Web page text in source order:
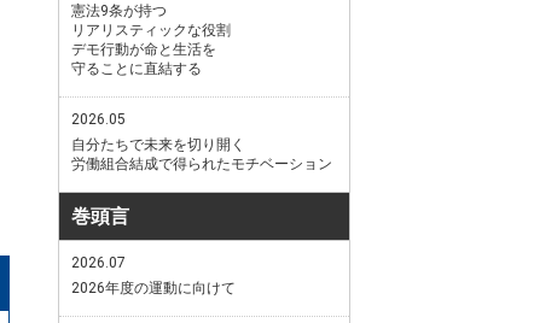
憲法9条が持つ
リアリスティックな役割
デモ行動が命と生活を
守ることに直結する
2026.05
自分たちで未来を切り開く
労働組合結成で得られたモチベーション
巻頭言
2026.07
2026年度の運動に向けて